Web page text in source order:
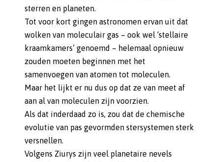
sterren en planeten.
Tot voor kort gingen astronomen ervan uit dat
wolken van moleculair gas – ook wel ‘stellaire
kraamkamers’ genoemd – helemaal opnieuw
zouden moeten beginnen met het
samenvoegen van atomen tot moleculen.
Maar het lijkt er nu dus op dat ze van meet af
aan al van moleculen zijn voorzien.
Als dat inderdaad zo is, zou dat de chemische
evolutie van pas gevormden stersystemen sterk
versnellen.
Volgens Ziurys zijn veel planetaire nevels